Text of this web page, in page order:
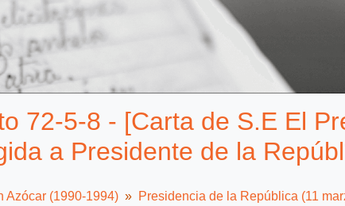
72-5-8 - [Carta de S.E El
a Presidente de la
Azócar (1990-1994)
Presidencia de la República (11